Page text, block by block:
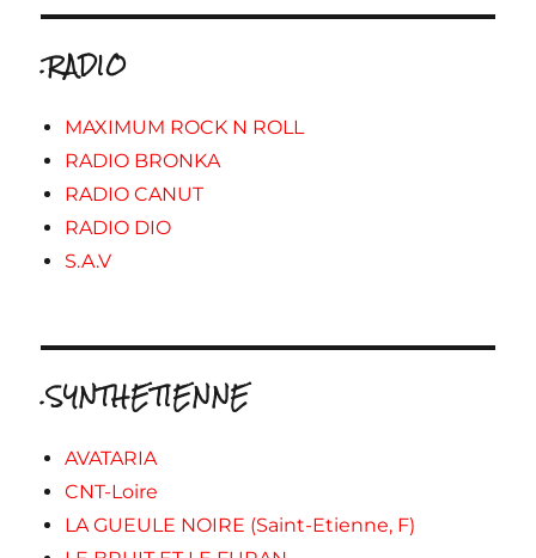
.RADIO
MAXIMUM ROCK N ROLL
RADIO BRONKA
RADIO CANUT
RADIO DIO
S.A.V
.SYNTHETIENNE
AVATARIA
CNT-Loire
LA GUEULE NOIRE (Saint-Etienne, F)